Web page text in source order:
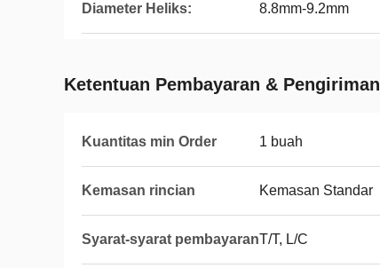
Diameter Heliks: 8.8mm-9.2mm
Ketentuan Pembayaran & Pengiriman
Kuantitas min Order 1 buah
Kemasan rincian Kemasan Standar
Syarat-syarat pembayaranT/T, L/C